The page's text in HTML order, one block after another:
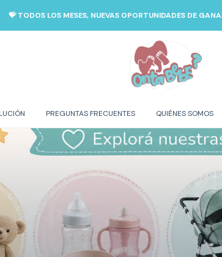
💝 TODOS LOS MESES, NUEVAS OPORTUNIDADES DE
PREGUNTAS FRECUENTES QUIÉNES SOMOS